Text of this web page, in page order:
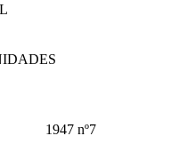
1947 nº7